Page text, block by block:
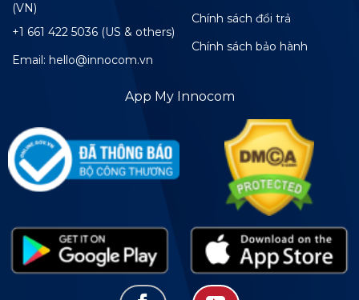
(VN)
+1 661 422 5036 (US & others)
Email: hello@innocom.vn
Chính sách đổi trả
Chính sách bảo hành
App My Innocom